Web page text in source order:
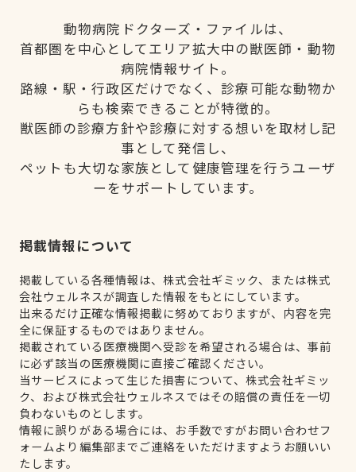
動物病院ドクターズ・ファイルは、
首都圏を中心としてエリア拡大中の獣医師・動物
病院情報サイト。
路線・駅・行政区だけでなく、診療可能な動物か
らも検索できることが特徴的。
獣医師の診療方針や診療に対する想いを取材し記
事として発信し、
ペットも大切な家族として健康管理を行うユーザ
ーをサポートしています。
掲載情報について
掲載している各種情報は、株式会社ギミック、または株式
会社ウェルネスが調査した情報をもとにしています。
出来るだけ正確な情報掲載に努めておりますが、内容を完
全に保証するものではありません。
掲載されている医療機関へ受診を希望される場合は、事前
に必ず該当の医療機関に直接ご確認ください。
当サービスによって生じた損害について、株式会社ギミッ
ク、および株式会社ウェルネスではその賠償の責任を一切
負わないものとします。
情報に誤りがある場合には、お手数ですがお問い合わせフ
ォームより編集部までご連絡をいただけますようお願いい
たします。